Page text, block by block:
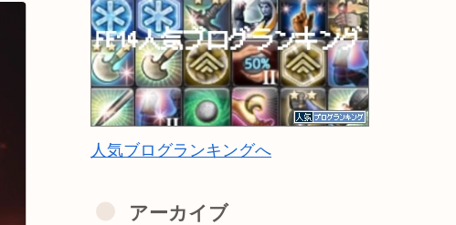
人気ブログランキングへ
アーカイブ